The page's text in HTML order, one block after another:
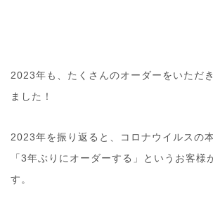
2023年も、たくさんのオーダーをいただ
ました！
2023年を振り返ると、コロナウイルスの
「3年ぶりにオーダーする」というお客様
す。